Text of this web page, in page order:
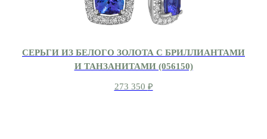
СЕРЬГИ ИЗ БЕЛОГО ЗОЛОТА С БРИЛЛИАНТАМИ
И ТАНЗАНИТАМИ (056150)
273 350 ₽